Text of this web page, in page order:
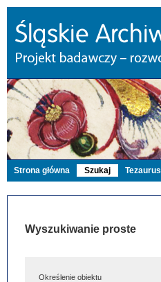
Strona główna Szukaj Tezaurus
Wyszukiwanie proste
Określenie obiektu